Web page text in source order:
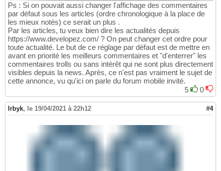
Ps : Si on pouvait aussi changer l'affichage des commentaires
par défaut sous les articles (ordre chronologique à la place de
les mieux notés) ce serait un plus .
Par les articles, tu veux bien dire les actualités depuis
https://www.developez.com/ ? On peut changer cet ordre pour
toute actualité. Le but de ce réglage par défaut est de mettre en
avant en priorité les meilleurs commentaires et "d'enterrer" les
commentaires trolls ou sans intérêt qui ne sont plus directement
visibles depuis la news. Après, ce n'est pas vraiment le sujet de
cette annonce, vu qu'ici on parle du forum mobile invité.
5
0
Irbyk, le 19/04/2021 à 22h12 #4